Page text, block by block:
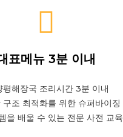
표메뉴 3분 이내
평해장국 조리시간 3분 이내
구조 최적화를 위한 슈퍼바이징
을 배울 수 있는 전문 사전 교육